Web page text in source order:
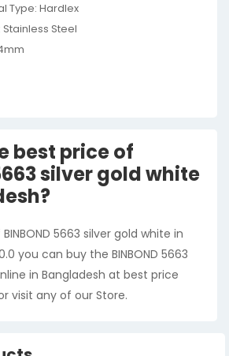
Type: Hardlex
Steel
best price of
silver gold white
5663 silver gold white in
you can buy the BINBOND 5663
in Bangladesh at best price
visit any of our Store.